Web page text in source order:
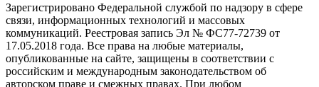
Зарегистрировано Федеральной службой по надзору в сфере
связи, информационных технологий и массовых
коммуникаций. Реестровая запись Эл № ФС77-72739 от
17.05.2018 года. Все права на любые материалы,
опубликованные на сайте, защищены в соответствии с
российским и международным законодательством об
авторском праве и смежных правах. При любом